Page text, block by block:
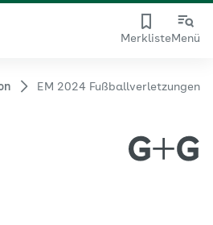
MerklisteMenü
EM 2024 Fußballverletzungen